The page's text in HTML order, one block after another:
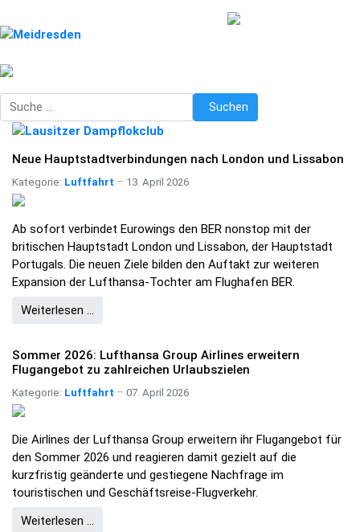
Suchen Suchen
Neue Hauptstadtverbindungen nach London und Lissabon
Kategorie: Luftfahrt 13. April 2026
Ab sofort verbindet Eurowings den BER nonstop mit der
britischen Hauptstadt London und Lissabon, der Hauptstadt
Portugals. Die neuen Ziele bilden den Auftakt zur weiteren
Expansion der Lufthansa-Tochter am Flughafen BER.
Weiterlesen …
Sommer 2026: Lufthansa Group Airlines erweitern
Flugangebot zu zahlreichen Urlaubszielen
Kategorie: Luftfahrt 07. April 2026
Die Airlines der Lufthansa Group erweitern ihr Flugangebot für
den Sommer 2026 und reagieren damit gezielt auf die
kurzfristig geänderte und gestiegene Nachfrage im
touristischen und Geschäftsreise-Flugverkehr.
Weiterlesen …